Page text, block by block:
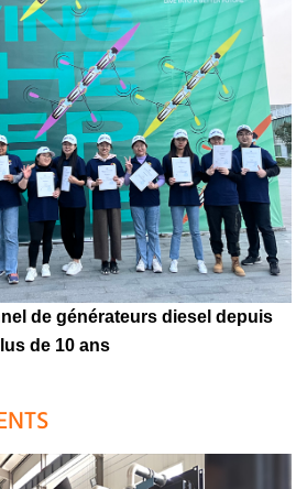
de générateurs diesel depuis
de 10 ans